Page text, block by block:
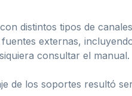
distintos tipos de
externas,
consultar el manual.
de los soportes resultó